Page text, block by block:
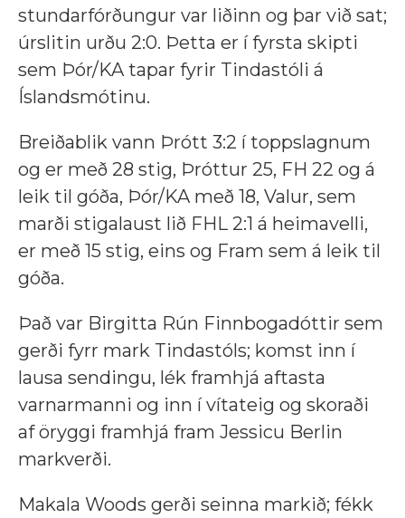
stundarfórðungur var liðinn og þar við sat;
úrslitin urðu 2:0. Þetta er í fyrsta skipti
sem Þór/KA tapar fyrir Tindastóli á
Íslandsmótinu.
Breiðablik vann Þrótt 3:2 í toppslagnum
og er með 28 stig, Þróttur 25, FH 22 og á
leik til góða, Þór/KA með 18, Valur, sem
marði stigalaust lið FHL 2:1 á heimavelli,
er með 15 stig, eins og Fram sem á leik til
góða.
Það var Birgitta Rún Finnbogadóttir sem
gerði fyrr mark Tindastóls; komst inn í
lausa sendingu, lék framhjá aftasta
varnarmanni og inn í vítateig og skoraði
af öryggi framhjá fram Jessicu Berlin
markverði.
Makala Woods gerði seinna markið; fékk